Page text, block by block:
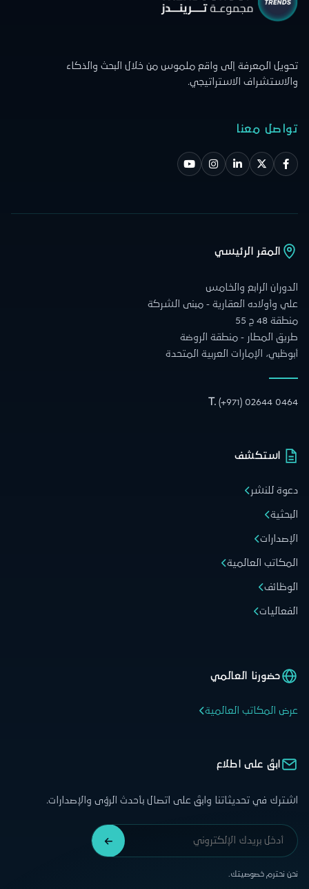
تحويل المعرفة إلى واقع ملموس من خلال البحث والذكاء
والاستشراف الاستراتيجي.
تواصل معنا
المقر الرئيسي
الدوران الرابع والخامس
علي وأولاده العقارية - مبنى الشركة
منطقة 48 ج 55
طريق المطار - منطقة الروضة
أبوظبي، الإمارات العربية المتحدة
T. (+971) 02644 0464
استكشف
دعوة للنشر
البحثية
الإصدارات
المكاتب العالمية
الوظائف
الفعاليات
حضورنا العالمي
عرض المكاتب العالمية
ابقَ على اطلاع
اشترك في تحديثاتنا وابقَ على اتصال بأحدث الرؤى والإصدارات.
نحن نحترم خصوصيتك.